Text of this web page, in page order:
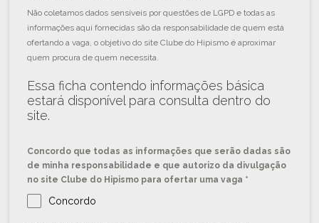
Não coletamos dados sensíveis por questões de LGPD e todas as
informações aqui fornecidas são da responsabilidade de quem está
ofertando a vaga, o objetivo do site Clube do Hipismo é aproximar
quem procura de quem necessita.
Essa ficha contendo informações básica
estará disponível para consulta dentro do
site.
Concordo que todas as informações que serão dadas são
de minha responsabilidade e que autorizo da divulgação
no site Clube do Hipismo para ofertar uma vaga *
Concordo